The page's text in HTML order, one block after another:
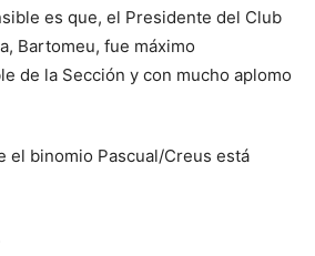
es que, el Presidente del Club
Bartomeu, fue máximo
de la Sección y con mucho aplomo
el binomio Pascual/Creus está